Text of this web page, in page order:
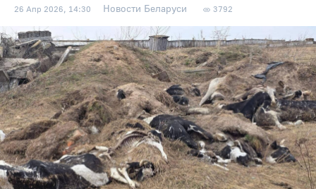
26 Апр 2026, 14:30 Новости Беларуси 3792